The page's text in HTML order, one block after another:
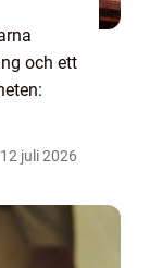
och ett
12 juli 2026